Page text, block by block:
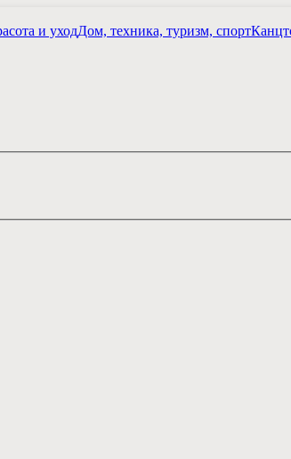
и уходДом, техника, туризм, спорт